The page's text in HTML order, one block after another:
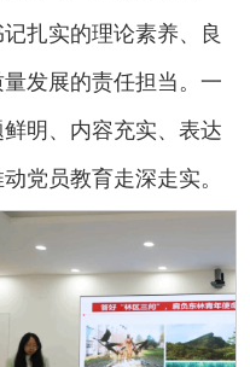
扎实的理论素养、良
发展的责任担当。一
明、内容充实、表达
党员教育走深走实。